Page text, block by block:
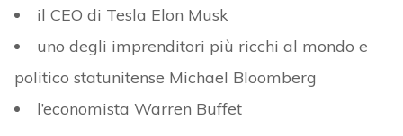
il CEO di Tesla Elon Musk
uno degli imprenditori più ricchi al mondo e
politico statunitense Michael Bloomberg
l’economista Warren Buffet